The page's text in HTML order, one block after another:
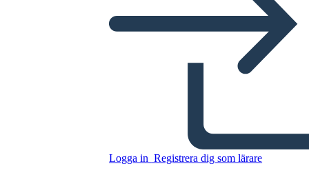
Logga in Registrera dig som lärare
Cruzando Bok Chitto